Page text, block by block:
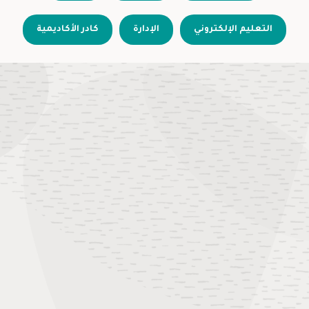
كادر الأكاديمية الإدارة التعليم الإلكتروني